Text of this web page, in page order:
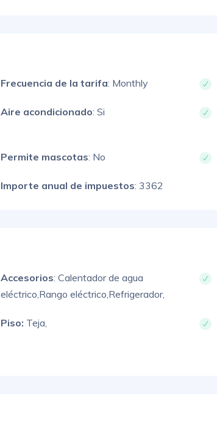
Frecuencia de la tarifa: Monthly
Aire acondicionado: Si
Permite mascotas: No
Importe anual de impuestos: 3362
Accesorios: Calentador de agua
eléctrico, Rango eléctrico, Refrigerador,
Piso: Teja,